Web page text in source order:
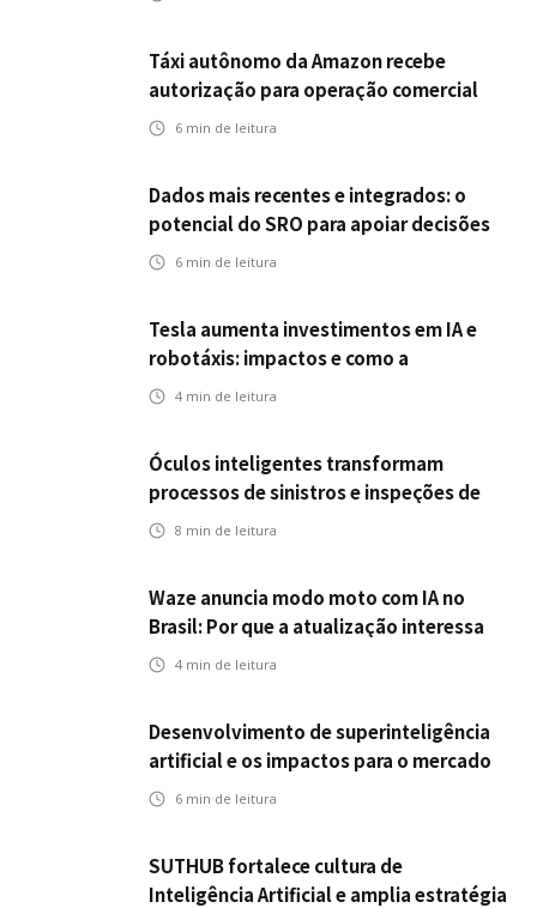
Táxi autônomo da Amazon recebe
autorização para operação comercial
nos EUA: como a circulação desses
6 min de leitura
Dados mais recentes e integrados: o
potencial do SRO para apoiar decisões
nas seguradoras
6 min de leitura
Tesla aumenta investimentos em IA e
robotáxis: impactos e como a
mobilidade autônoma transforma o
4 min de leitura
Óculos inteligentes transformam
processos de sinistros e inspeções de
seguros
8 min de leitura
Waze anuncia modo moto com IA no
Brasil: Por que a atualização interessa
ao mercado segurador?
4 min de leitura
Desenvolvimento de superinteligência
artificial e os impactos para o mercado
de seguros
6 min de leitura
SUTHUB fortalece cultura de
Inteligência Artificial e amplia estratégia